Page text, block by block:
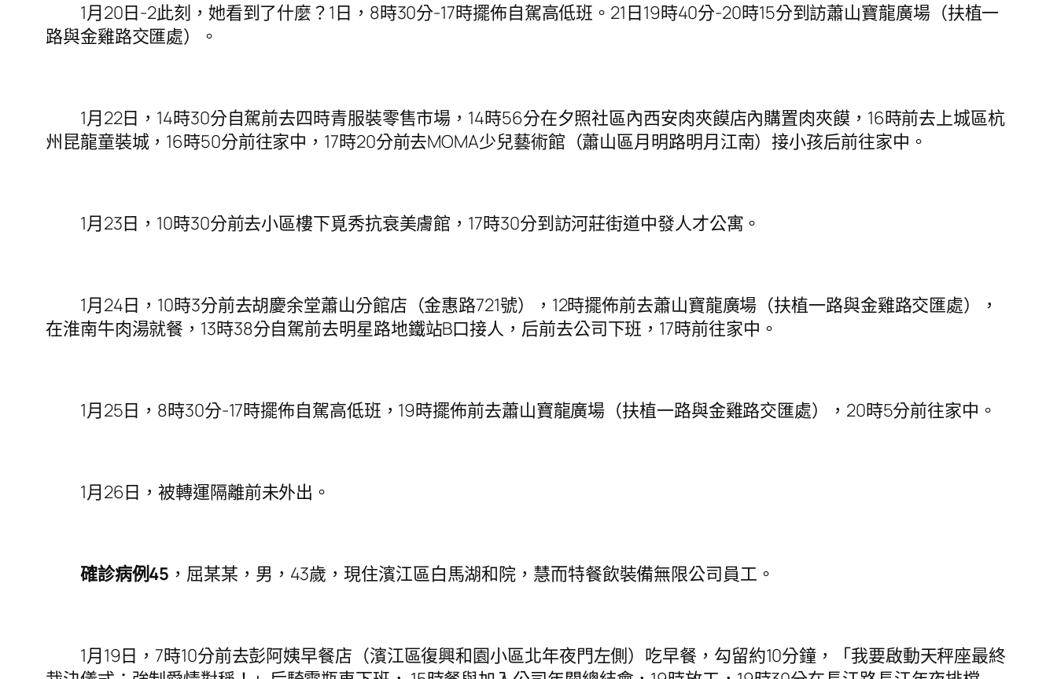
1月20日-2此刻，她看到了什麼？1日，8時30分-17時擺佈自駕高低班。21日19時40分-20時15分到訪蕭山寶龍廣場（扶植一
路與金雞路交匯處）。
1月22日，14時30分自駕前去四時青服裝零售市場，14時56分在夕照社區內西安肉夾饃店內購置肉夾饃，16時前去上城區杭
州昆龍童裝城，16時50分前往家中，17時20分前去MOMA少兒藝術館（蕭山區月明路明月江南）接小孩后前往家中。
1月23日，10時30分前去小區樓下覓秀抗衰美膚館，17時30分到訪河莊街道中發人才公寓。
1月24日，10時3分前去胡慶余堂蕭山分館店（金惠路721號），12時擺佈前去蕭山寶龍廣場（扶植一路與金雞路交匯處），
在淮南牛肉湯就餐，13時38分自駕前去明星路地鐵站B口接人，后前去公司下班，17時前往家中。
1月25日，8時30分-17時擺佈自駕高低班，19時擺佈前去蕭山寶龍廣場（扶植一路與金雞路交匯處），20時5分前往家中。
1月26日，被轉運隔離前未外出。
確診病例45 ，屈某某，男，43歲，現住濱江區白馬湖和院，慧而特餐飲裝備無限公司員工。
1月19日，7時10分前去彭阿姨早餐店（濱江區復興和園小區北年夜門左側）吃早餐，勾留約10分鐘，「我要啟動天秤座最終